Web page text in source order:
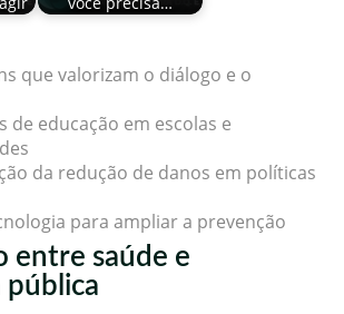
que valorizam o diálogo e o
de educação em escolas e
da redução de danos em políticas
para ampliar a prevenção
entre saúde e
pública